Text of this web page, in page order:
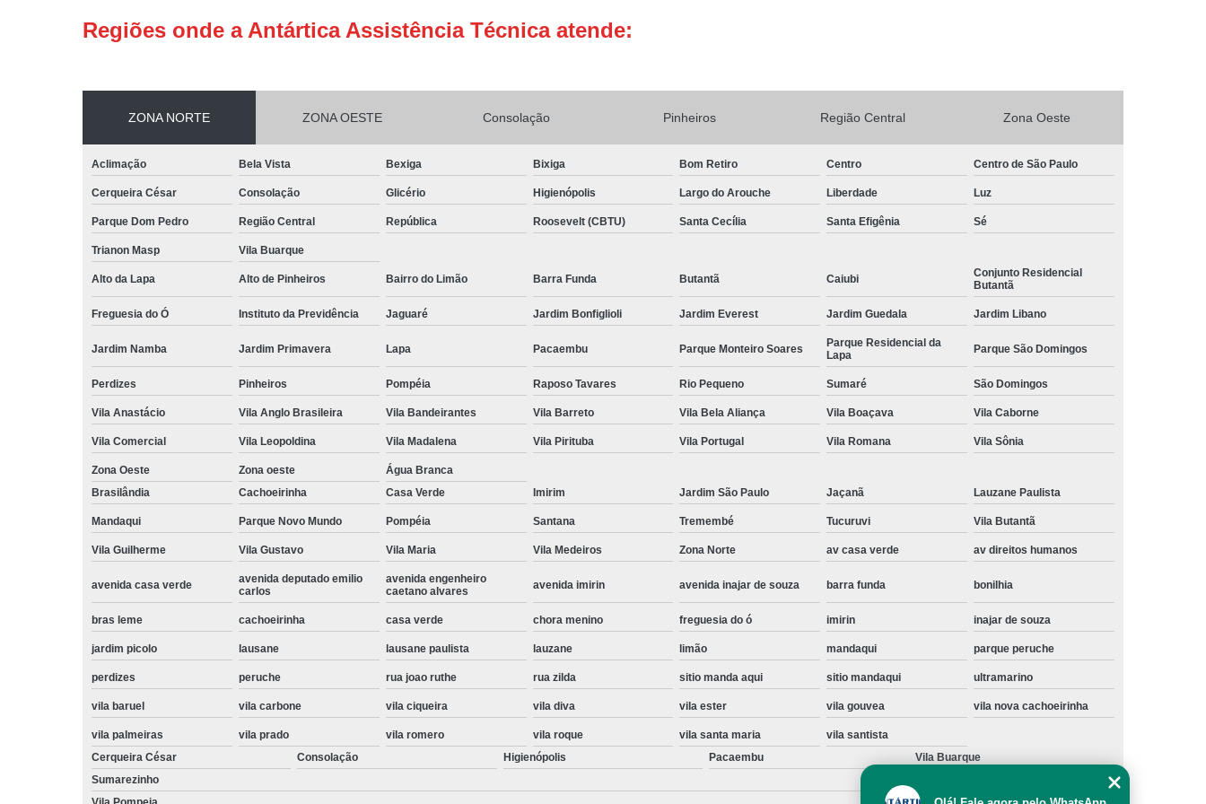
Conserto Adega de Vinho
Conserto de Adega de Vinho
Conserto de Adega Quebrada
Conserto Placa Adega
Assistencia Tecnica e Conserto Geladeira Expositora
Conserto de Geladeira Expositora
Conserto de Geladeira Expositora de Bebidas
Conserto de Geladeira Expositora Vertical
Conserto e Assistencia de Geladeira Expositora
Conserto e Manutenção de Geladeira Expositora
Conserto em Geladeira Expositora
Conserto para Geladeira Expositora de Bar
Brastemp Instalação de Fogão
Brastemp Instalação Fogão
Instalação de Fogão
Instalação de Fogão a Gas
Instalação de Fogão Gás Encanado
Instalação Fogão Brastemp
Instalação Fogão Cooktop
Instalação Fogão de Embutir
Instalação de Maquina de Lavar Roupa
Instalação de Maquina de Lavar Samsung
Instalação Eletrica Maquina de Lavar Roupa
Instalação Maquina de Lavar Roupa
Instalação Maquina de Lavar Samsung
Instalação Maquina Lavar e Seca
Instalação para Maquina de Lavar Roupa
Instalar Maquina de Lavar Samsung
Instalar Maquina Lavar Roupa
Maquina de Lavar Roupa Instalação
Instalação de Lava e Seca Samsung
Instalação de Maquina Lava e Seca
Instalação Lava e Seca
Instalação Lava e Seca Samsung
Instalação Lava Seca
Lava e Seca Samsung Instalação
Samsung Instalação Lava e Seca
Manutenção de Fogão
Manutenção de Fogão a Gas
Manutenção de Fogão Cooktop
Manutenção de Fogão Electrolux
Manutenção em Fogão
Regiões onde a Antártica Assistência Técnica atende:
ZONA NORTE ZONA OESTE Consolação Pinheiros Região Central Zona Oeste
Aclimação Bela Vista Bexiga Bixiga Bom Retiro Centro Centro de São Paulo
Cerqueira César Consolação Glicério Higienópolis Largo do Arouche Liberdade Luz
Parque Dom Pedro Região Central República Roosevelt (CBTU) Santa Cecília Santa Efigênia Sé
Trianon Masp Vila Buarque
Alto da Lapa Alto de Pinheiros Bairro do Limão Barra Funda Butantã Caiubi
Conjunto Residencial
Butantã
Freguesia do Ó Instituto da Previdência Jaguaré Jardim Bonfiglioli Jardim Everest Jardim Guedala Jardim Libano
Jardim Namba Jardim Primavera Lapa Pacaembu Parque Monteiro Soares
Parque Residencial da
Lapa
Parque São Domingos
Perdizes Pinheiros Pompéia Raposo Tavares Rio Pequeno Sumaré São Domingos
Vila Anastácio Vila Anglo Brasileira Vila Bandeirantes Vila Barreto Vila Bela Aliança Vila Boaçava Vila Caborne
Vila Comercial Vila Leopoldina Vila Madalena Vila Pirituba Vila Portugal Vila Romana Vila Sônia
Zona Oeste Zona oeste
Água Branca
Brasilândia
Cachoeirinha Casa Verde Imirim Jardim São Paulo Jaçanã Lauzane Paulista
Mandaqui Parque Novo Mundo Pompéia Santana Tremembé Tucuruvi Vila Butantã
Vila Guilherme Vila Gustavo Vila Maria Vila Medeiros Zona Norte av casa verde av direitos humanos
avenida casa verde
avenida deputado emilio
carlos
avenida engenheiro
caetano alvares
avenida imirin avenida inajar de souza barra funda bonilhia
bras leme cachoeirinha casa verde chora menino freguesia do ó imirin inajar de souza
jardim picolo lausane lausane paulista lauzane limão mandaqui parque peruche
perdizes peruche rua joao ruthe rua zilda sitio manda aqui sitio mandaqui ultramarino
vila baruel vila carbone vila ciqueira vila diva vila ester vila gouvea vila nova cachoeirinha
vila palmeiras vila prado vila romero vila roque vila santa maria
vila santista
Cerqueira César
Consolação Higienópolis Pacaembu
Vila Buarque
Sumarezinho